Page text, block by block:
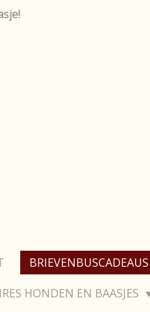
BRIEVENBUSCADEAUS
HONDEN EN BAASJES